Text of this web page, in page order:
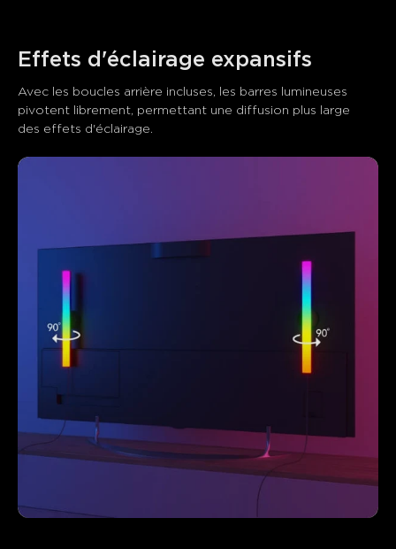
Effets d'éclairage expansifs
Avec les boucles arrière incluses, les barres lumineuses
pivotent librement, permettant une diffusion plus large
des effets d'éclairage.